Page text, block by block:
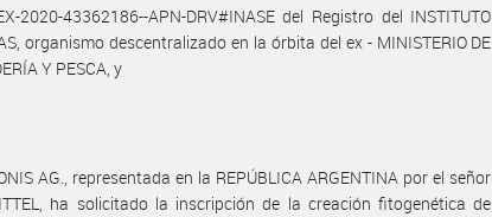
2020-43362186--APN-DRV#INASE del Registro del INSTITUTO
organismo descentralizado en la órbita del ex - MINISTERIO DE
Y PESCA, y
AG., representada en la REPÚBLICA ARGENTINA por el señor
ha solicitado la inscripción de la creación fitogenética de